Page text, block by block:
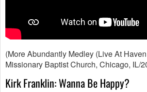
(More Abundantly Medley (Live At
Missionary Baptist Church, Chicago, IL/
Kirk Franklin: Wanna Be Happy?